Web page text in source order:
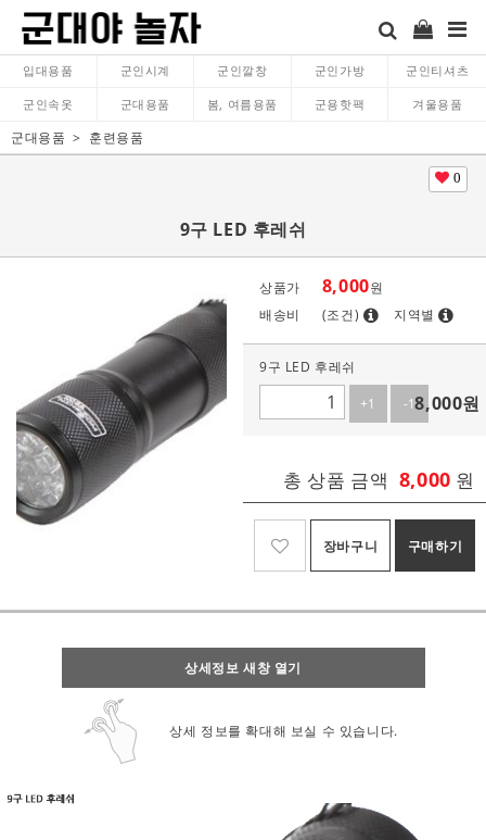
입대용품 군인시계 군인깔창 군인가방 군인티셔츠
군인속옷 군대용품 봄, 여름용품 군용핫팩 겨울용품
군대용품 훈련용품
0
9구 LED 후레쉬
상품가 8,000원
배송비
(조건) 지역별
9구 LED 후레쉬
+1
-18,000원
총 상품 금액 8,000 원
장바구니 구매하기
상세정보 새창 열기
상세 정보를 확대해 보실 수 있습니다.